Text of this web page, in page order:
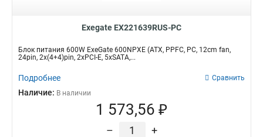
Exegate EX221639RUS-PC
Блок питания 600W ExeGate 600NPXE (ATX, PPFC, PC, 12cm fan,
24pin, 2x(4+4)pin, 2xPCI-E, 5xSATA,...
Подробнее Сравнить
Наличие: В наличии
1 573,56 ₽
– +